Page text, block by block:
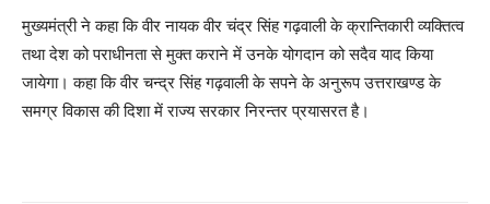
मुख्यमंत्री ने कहा कि वीर नायक वीर चंद्र सिंह गढ़वाली के क्रान्तिकारी व्यक्तित्व
तथा देश को पराधीनता से मुक्त कराने में उनके योगदान को सदैव याद किया
जायेगा। कहा कि वीर चन्द्र सिंह गढ़वाली के सपने के अनुरूप उत्तराखण्ड के
समग्र विकास की दिशा में राज्य सरकार निरन्तर प्रयासरत है।